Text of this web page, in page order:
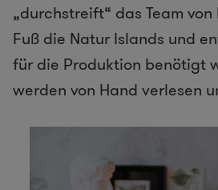
„durchstreift“ das Team
Fuß die Natur Islands und
für die Produktion benötigt
werden von Hand verlesen